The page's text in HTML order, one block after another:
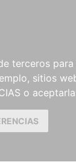
terceros
sitios
o